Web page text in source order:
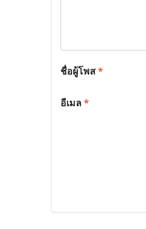
ชื่อผู้โพส*
อีเมล*